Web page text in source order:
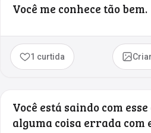
Você me conhece tão bem.
1 curtida
Você está saindo com
alguma coisa errada com